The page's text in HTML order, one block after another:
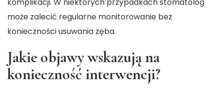
komplikacji. W niektórych przypadkach stomatolog
może zalecić regularne monitorowanie bez
konieczności usuwania zęba.
Jakie objawy wskazują na
konieczność interwencji?